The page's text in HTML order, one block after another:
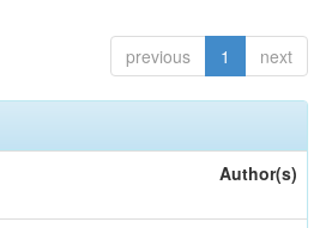
previous 1 next
Author(s)